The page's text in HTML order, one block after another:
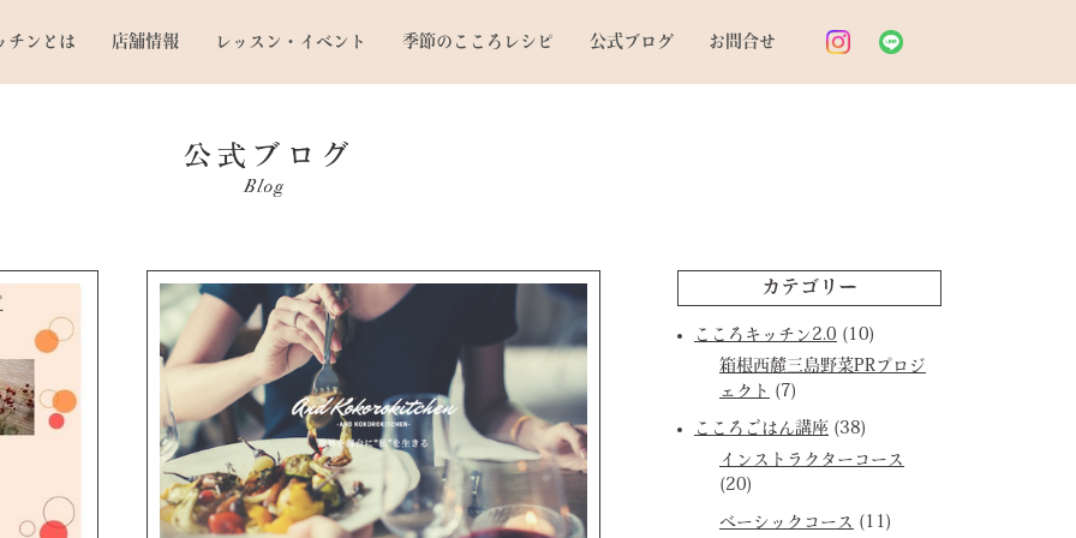
チンとは 店舗情報 レッスン・イベント 季節のこころレシピ 公式ブログ お問合せ
カテゴリー
こころキッチン2.0 (10)
箱根西麓三島野菜PRプロジ
ェクト (7)
こころごはん講座 (38)
インストラクターコース
(20)
ベーシックコース (11)